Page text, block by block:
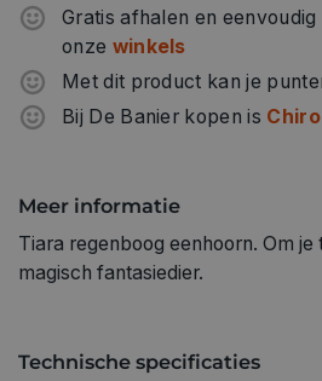
Gratis afhalen en
onze winkels
Met dit product kan je
Bij De Banier kopen is Chiro
Meer informatie
Tiara regenboog eenhoorn. Om je
magisch fantasiedier.
Technische specificaties